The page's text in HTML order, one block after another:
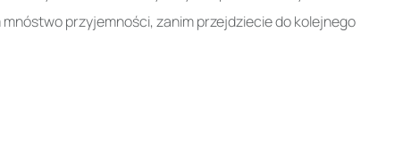
przyjemności, zanim przejdziecie do kolejnego